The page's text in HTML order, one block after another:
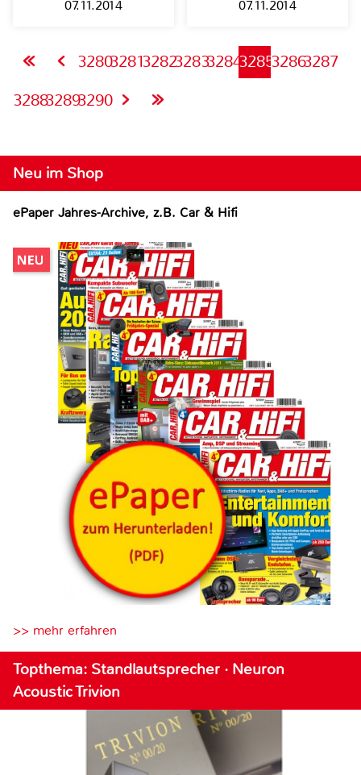
07.11.2014 07.11.2014
32803281328232833284328532863287
328832893290
Neu im Shop
ePaper Jahres-Archive, z.B. Car & Hifi
>> mehr erfahren
Topthema: Standlautsprecher · Neuron
Acoustic Trivion